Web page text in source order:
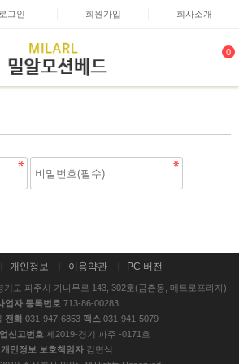
로그인 회원가입 회사소개
0
개인정보 이용약관 PC 버전
기도 파주시 가나무로 143, 302호(금촌동, 메트로프라자)
업자 등록번호 713-86-00283
전화 031-947-6853 팩스 031-941-5079
신고번호 제2019-경기 파주 -0171호
개인정보 보호책임자 김면식